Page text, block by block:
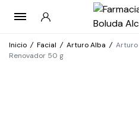
Inicio / Facial / Arturo Alba / Arturo
Renovador 50 g